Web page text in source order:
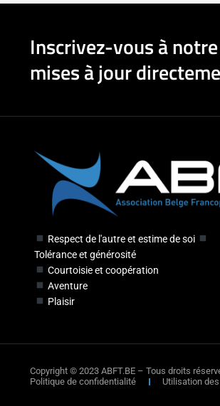
Inscrivez-vous à
mises à jour
Respect de l'autre et estime de soi
Tolérance et générosité
Courtoisie et coopération
Aventure
Plaisir
Copyright © 2023 ABFT.BE – Tous droits
Politique de confidentialité
Utilisation